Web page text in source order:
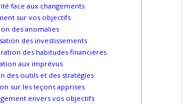
face aux changements
sur vos objectifs
des anomalies
des investissements
des habitudes financières
aux imprévus
des outils et des stratégies
sur les leçons apprises
envers vos objectifs